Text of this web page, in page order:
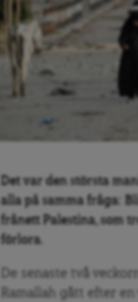
Det var den största
alla på samma fråga:
frånett Palestina, som
förlora.
De senaste två
Ramallah gått efter